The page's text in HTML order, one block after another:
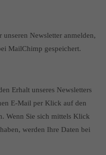
unseren Newsletter anmelden,
MailChimp gespeichert.
Erhalt unseres Newsletters
E-Mail per Klick auf den
Wenn Sie sich mittels Klick
werden Ihre Daten bei